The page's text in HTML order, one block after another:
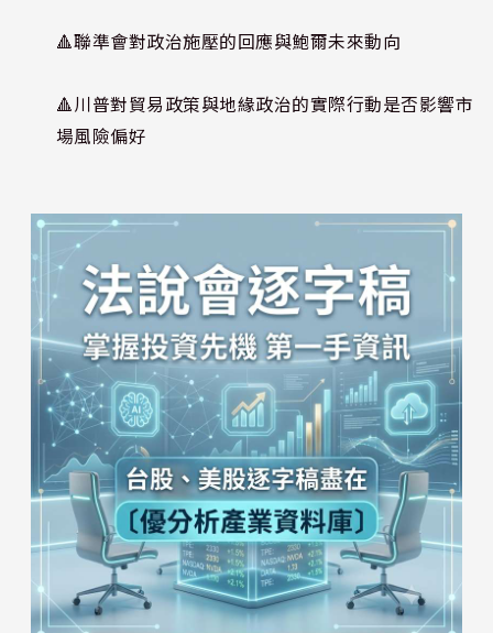
🔺聯準會對政治施壓的回應與鮑爾未來動向
🔺川普對貿易政策與地緣政治的實際行動是否影響市
場風險偏好